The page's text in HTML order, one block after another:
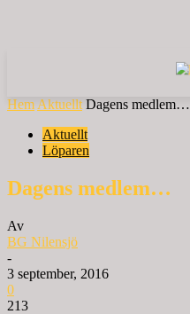
Hem Aktuellt Dagens medlem…
Aktuellt
Löparen
Dagens medlem…
Av
BG Nilensjö
-
3 september, 2016
0
213